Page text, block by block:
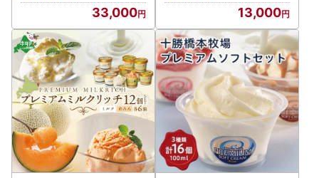
33,000 13,000